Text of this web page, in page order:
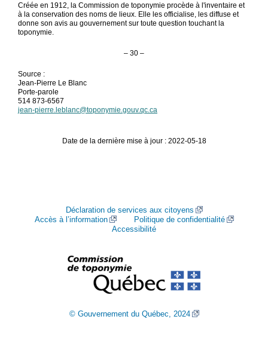
Créée en 1912, la Commission de toponymie procède à l'inventaire et
à la conservation des noms de lieux. Elle les officialise, les diffuse et
donne son avis au gouvernement sur toute question touchant la
toponymie.
– 30 –
Source :
Jean-Pierre Le Blanc
Porte-parole
514 873-6567
jean-pierre.leblanc@toponymie.gouv.qc.ca
Date de la dernière mise à jour : 2022-05-18
Déclaration de services aux citoyens
Accès à l’information
Politique de confidentialité
Accessibilité
© Gouvernement du Québec, 2024